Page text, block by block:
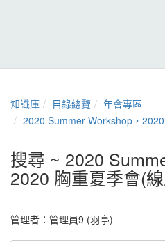
知識庫 目錄總覽
年會專區
2020 Summer Workshop，2020 胸重夏季會(線上會議)
搜尋 ~ 2020
2020 胸重夏季會(
管理者： 管理員9 (羽亭)